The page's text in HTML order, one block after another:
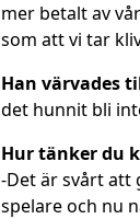
mer betalt av
som att vi tar
Han värvades
det hunnit bli
Hur tänker du
-Det är svårt att
spelare och nu